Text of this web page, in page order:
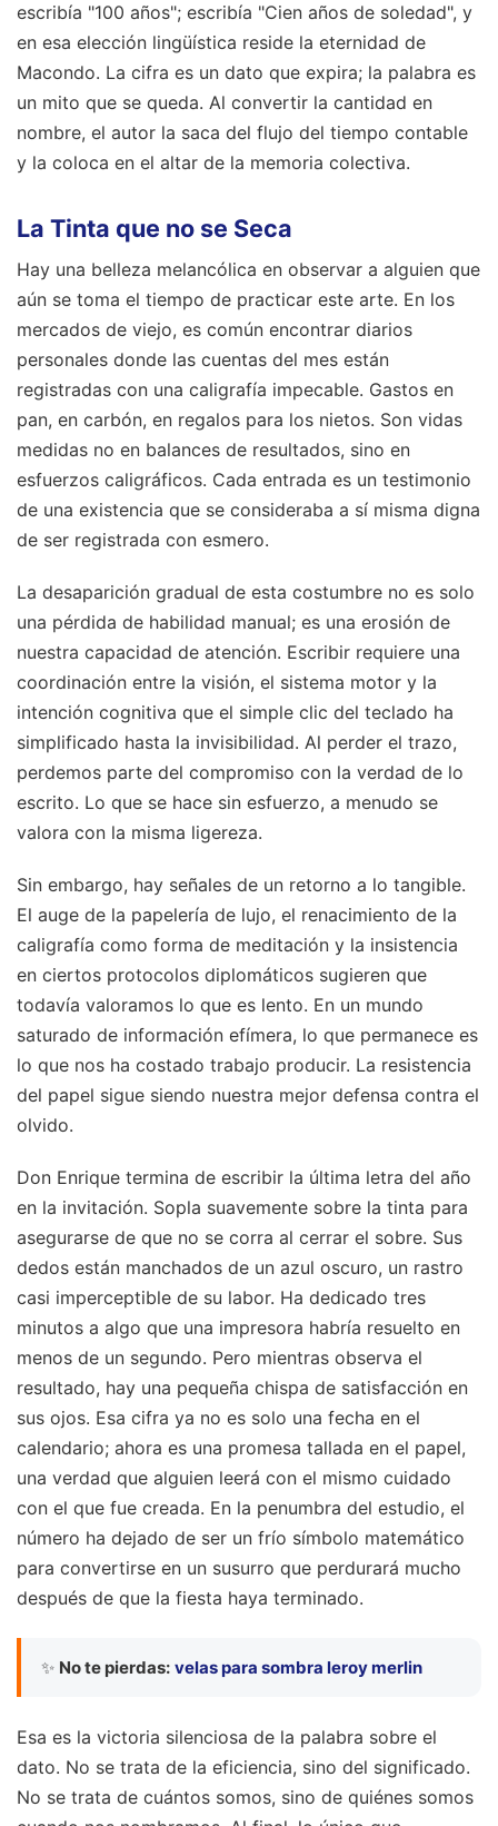
escribía "100 años"; escribía "Cien años de soledad", y
en esa elección lingüística reside la eternidad de
Macondo. La cifra es un dato que expira; la palabra es
un mito que se queda. Al convertir la cantidad en
nombre, el autor la saca del flujo del tiempo contable
y la coloca en el altar de la memoria colectiva.
La Tinta que no se Seca
Hay una belleza melancólica en observar a alguien que
aún se toma el tiempo de practicar este arte. En los
mercados de viejo, es común encontrar diarios
personales donde las cuentas del mes están
registradas con una caligrafía impecable. Gastos en
pan, en carbón, en regalos para los nietos. Son vidas
medidas no en balances de resultados, sino en
esfuerzos caligráficos. Cada entrada es un testimonio
de una existencia que se consideraba a sí misma digna
de ser registrada con esmero.
La desaparición gradual de esta costumbre no es solo
una pérdida de habilidad manual; es una erosión de
nuestra capacidad de atención. Escribir requiere una
coordinación entre la visión, el sistema motor y la
intención cognitiva que el simple clic del teclado ha
simplificado hasta la invisibilidad. Al perder el trazo,
perdemos parte del compromiso con la verdad de lo
escrito. Lo que se hace sin esfuerzo, a menudo se
valora con la misma ligereza.
Sin embargo, hay señales de un retorno a lo tangible.
El auge de la papelería de lujo, el renacimiento de la
caligrafía como forma de meditación y la insistencia
en ciertos protocolos diplomáticos sugieren que
todavía valoramos lo que es lento. En un mundo
saturado de información efímera, lo que permanece es
lo que nos ha costado trabajo producir. La resistencia
del papel sigue siendo nuestra mejor defensa contra el
olvido.
Don Enrique termina de escribir la última letra del año
en la invitación. Sopla suavemente sobre la tinta para
asegurarse de que no se corra al cerrar el sobre. Sus
dedos están manchados de un azul oscuro, un rastro
casi imperceptible de su labor. Ha dedicado tres
minutos a algo que una impresora habría resuelto en
menos de un segundo. Pero mientras observa el
resultado, hay una pequeña chispa de satisfacción en
sus ojos. Esa cifra ya no es solo una fecha en el
calendario; ahora es una promesa tallada en el papel,
una verdad que alguien leerá con el mismo cuidado
con el que fue creada. En la penumbra del estudio, el
número ha dejado de ser un frío símbolo matemático
para convertirse en un susurro que perdurará mucho
después de que la fiesta haya terminado.
✨ No te pierdas: velas para sombra leroy merlin
Esa es la victoria silenciosa de la palabra sobre el
dato. No se trata de la eficiencia, sino del significado.
No se trata de cuántos somos, sino de quiénes somos